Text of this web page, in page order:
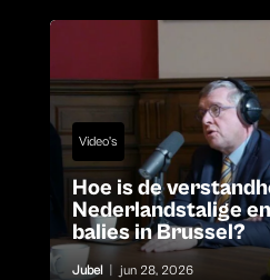
Video's
Hoe is de
Nederlandstalige
balies in Brussel?
Jubel jun 28, 2026